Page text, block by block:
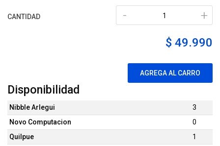
CANTIDAD +
-
$ 49.990
AGREGA AL CARRO
Disponibilidad
Nibble Arlegui
3
Novo Computacion
0
Quilpue
1